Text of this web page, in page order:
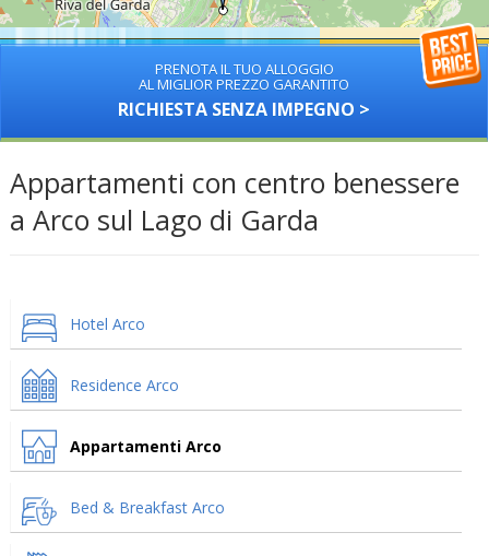
PRENOTA IL TUO ALLOGGIO
AL MIGLIOR PREZZO GARANTITO
RICHIESTA SENZA IMPEGNO >
Appartamenti con centro benessere
a Arco sul Lago di Garda
Hotel Arco
Residence Arco
Appartamenti Arco
Bed & Breakfast Arco